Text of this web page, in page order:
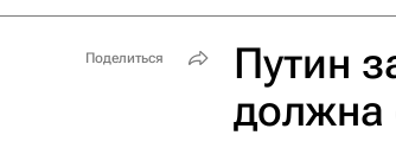
Путин
должна
Поделиться